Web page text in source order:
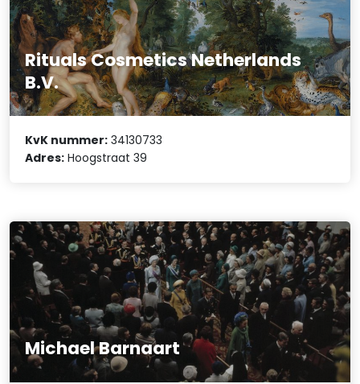
Rituals Cosmetics Netherlands
B.V.
KvK nummer: 34130733
Adres: Hoogstraat 39
Michael Barnaart